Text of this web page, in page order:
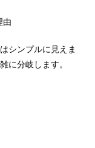
由
シンプルに見えま
に分岐します。